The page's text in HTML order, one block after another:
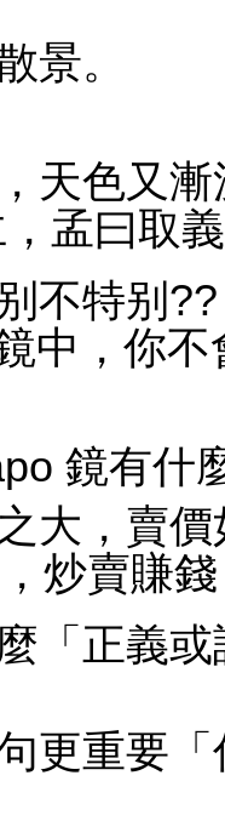
景。
天色又
孟曰取
不特别
中，你不
鏡有什
大，賣
炒賣賺
「正義
更重要